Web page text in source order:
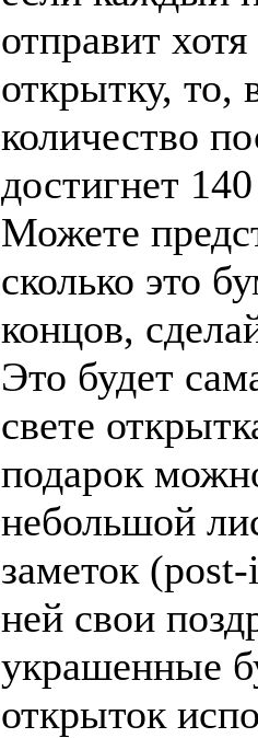
отправит
открытку, то,
количество
достигнет
Можете
сколько это
концов,
Это будет
свете
подарок
небольшой
заметок
ней свои
украшенные
открыток